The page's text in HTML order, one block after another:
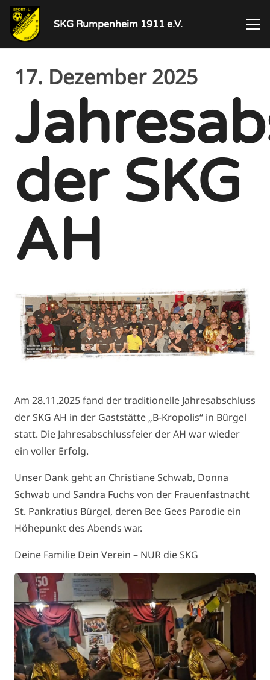
SKG Rumpenheim 1911 e.V.
17. Dezember 2025
der SKG
AH
Am 28.11.2025 fand der traditionelle Jahresabschluss
der SKG AH in der Gaststätte „B-Kropolis“ in Bürgel
statt. Die Jahresabschlussfeier der AH war wieder
ein voller Erfolg.
Unser Dank geht an Christiane Schwab, Donna
Schwab und Sandra Fuchs von der Frauenfastnacht
St. Pankratius Bürgel, deren Bee Gees Parodie ein
Höhepunkt des Abends war.
Deine Familie Dein Verein – NUR die SKG